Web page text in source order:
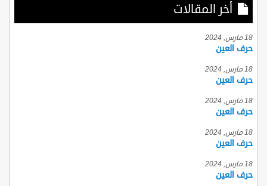
أخر المقالات
18 مارس, 2024
حرف العين
18 مارس, 2024
حرف العين
18 مارس, 2024
حرف العين
18 مارس, 2024
حرف العين
18 مارس, 2024
حرف العين